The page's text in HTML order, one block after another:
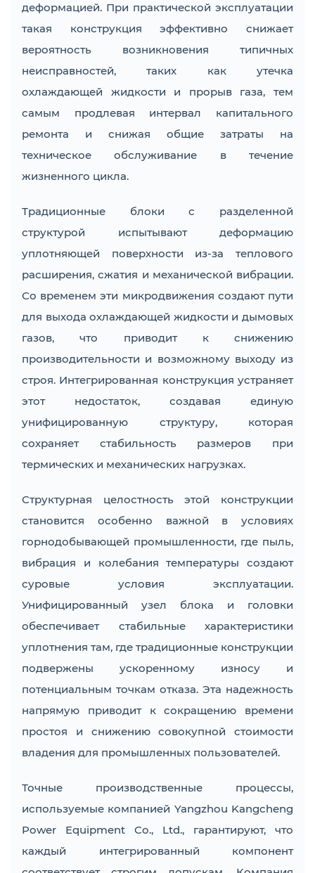
деформацией. При практической эксплуатации
такая конструкция эффективно снижает
вероятность возникновения типичных
неисправностей, таких как утечка
охлаждающей жидкости и прорыв газа, тем
самым продлевая интервал капитального
ремонта и снижая общие затраты на
техническое обслуживание в течение
жизненного цикла.
Традиционные блоки с разделенной
структурой испытывают деформацию
уплотняющей поверхности из-за теплового
расширения, сжатия и механической вибрации.
Со временем эти микродвижения создают пути
для выхода охлаждающей жидкости и дымовых
газов, что приводит к снижению
производительности и возможному выходу из
строя. Интегрированная конструкция устраняет
этот недостаток, создавая единую
унифицированную структуру, которая
сохраняет стабильность размеров при
термических и механических нагрузках.
Структурная целостность этой конструкции
становится особенно важной в условиях
горнодобывающей промышленности, где пыль,
вибрация и колебания температуры создают
суровые условия эксплуатации.
Унифицированный узел блока и головки
обеспечивает стабильные характеристики
уплотнения там, где традиционные конструкции
подвержены ускоренному износу и
потенциальным точкам отказа. Эта надежность
напрямую приводит к сокращению времени
простоя и снижению совокупной стоимости
владения для промышленных пользователей.
Точные производственные процессы,
используемые компанией Yangzhou Kangcheng
Power Equipment Co., Ltd., гарантируют, что
каждый интегрированный компонент